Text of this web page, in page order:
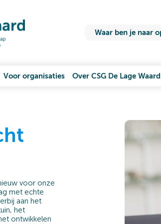
Voor organisaties Over CSG De Lage Waard
voor onze
met echte
aan het
het
ontwikkelen